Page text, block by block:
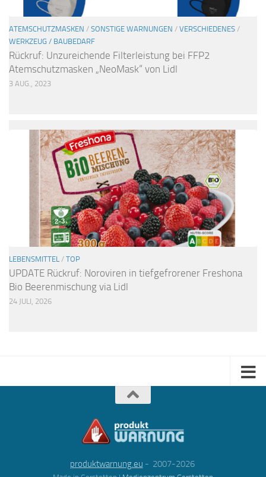
ATEMSCHUTZMASKEN / SONSTIGE WARNUNGEN / VERSCHIEDENES /
WERKZEUG / BAUBEDARF
Rückruf: Unzureichende Filterleistung bei FFP2
Atemschutzmasken „NeoMask“ von Lidl
3 AUG., 2023
LEBENSMITTEL / TOP
UPDATE Rückruf: Noroviren in tiefgefrorener Freshona
Bio Beerenmischung via Lidl
24 JULI, 2026
produktwarnung.eu - 2007-2026